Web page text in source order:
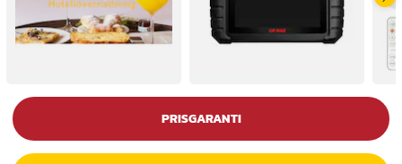
PRISGARANTI